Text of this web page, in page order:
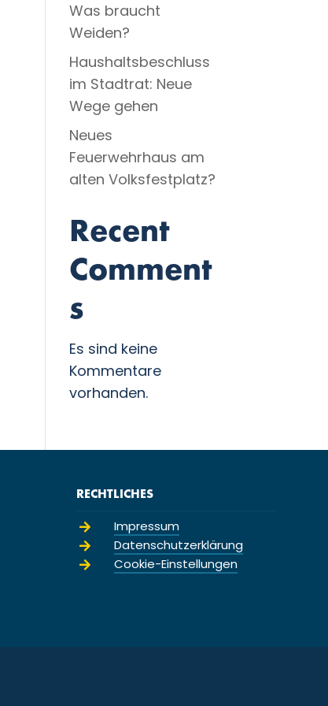
Was braucht
Weiden?
Haushaltsbeschluss
im Stadtrat: Neue
Wege gehen
Neues
Feuerwehrhaus am
alten Volksfestplatz?
Recent
Comment
s
Es sind keine
Kommentare
vorhanden.
RECHTLICHES
 Impressum
 Datenschutzerklärung
 Cookie-Einstellungen